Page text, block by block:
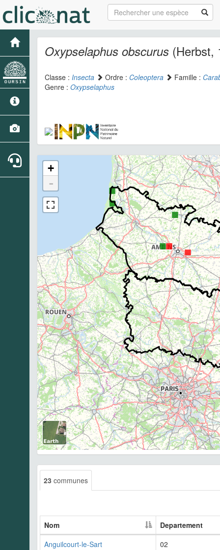
Oxypselaphus obscurus (Herbst,
Classe : Insecta Ordre : Coleoptera Famille :
Genre : Oxypselaphus
+
-
23 communes
Nom
Departement
Anguilcourt-le-Sart
02